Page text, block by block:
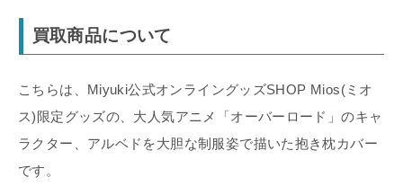
買取商品について
こちらは、Miyuki公式オンライングッズSHOP Mios(ミオ
ス)限定グッズの、大人気アニメ「オーバーロード」のキャ
ラクター、アルベドを大胆な制服姿で描いた抱き枕カバー
です。